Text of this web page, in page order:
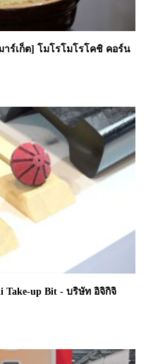
าร์เก็ต] โมโรโมโรโคชิ คอร์น
up Bit - บริษัท อิจิกิจิ